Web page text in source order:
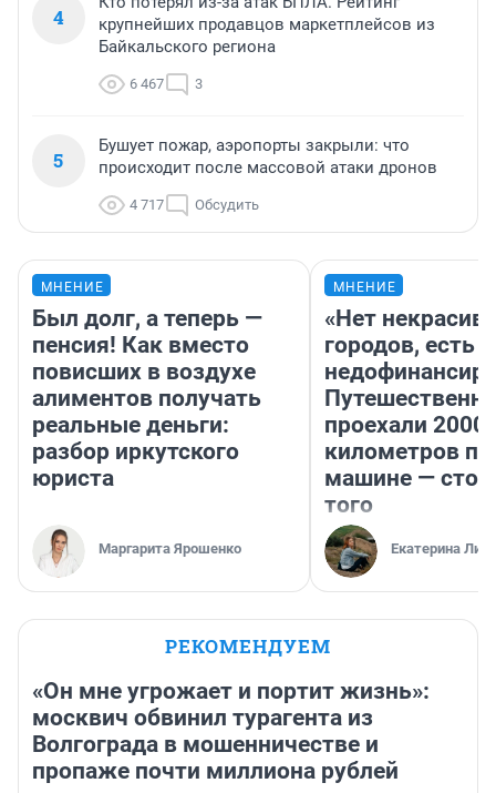
4
крупнейших продавцов маркетплейсов из
Байкальского региона
6 467 3
5
Бушует пожар, аэропорты закрыли: что
происходит после массовой атаки дронов
4 717 Обсудить
МНЕНИЕ
Был долг, а теперь —
пенсия! Как вместо
повисших в воздухе
алиментов получать
реальные деньги:
разбор иркутского
юриста
Маргарита Ярошенко
МНЕНИЕ
«Нет
городов, есть
проехали 2000
километров по
машине —
того
Екатерина
РЕКОМЕНДУЕМ
«Он мне угрожает и портит жизнь»:
москвич обвинил турагента из
Волгограда в мошенничестве и
пропаже почти миллиона рублей